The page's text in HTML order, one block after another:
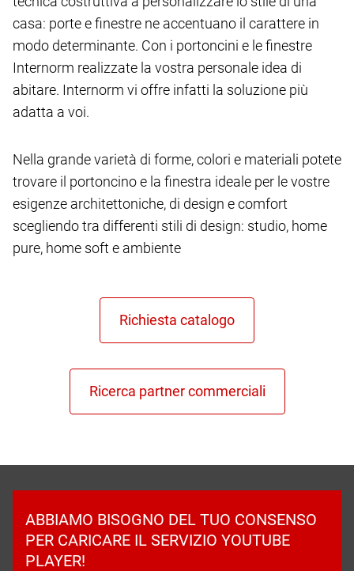
casa: porte e finestre ne accentuano il carattere in
modo determinante. Con i portoncini e le finestre
Internorm realizzate la vostra personale idea di
abitare. Internorm vi offre infatti la soluzione più
adatta a voi.
Nella grande varietà di forme, colori e materiali potete
trovare il portoncino e la finestra ideale per le vostre
esigenze architettoniche, di design e comfort
scegliendo tra differenti stili di design: studio, home
pure, home soft e ambiente
ABBIAMO BISOGNO DEL TUO CONSENSO
PER CARICARE IL SERVIZIO YOUTUBE
PLAYER!